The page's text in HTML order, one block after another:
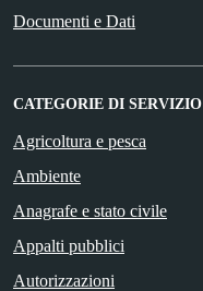
Documenti e Dati
CATEGORIE DI SERVIZIO
Agricoltura e pesca
Ambiente
Anagrafe e stato civile
Appalti pubblici
Autorizzazioni